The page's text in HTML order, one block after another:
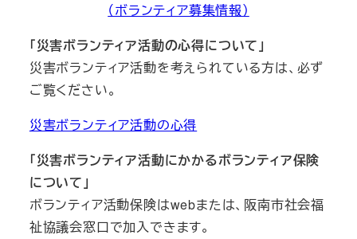
（ボランティア募集情報）
「災害ボランティア活動の心得について」
災害ボランティア活動を考えられている方は、必ず
ご覧ください。
災害ボランティア活動の心得
「災害ボランティア活動にかかるボランティア保険
について」
ボランティア活動保険はwebまたは、阪南市社会福
祉協議会窓口で加入できます。